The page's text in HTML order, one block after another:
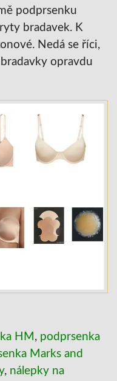
podprsenku
bradavek. K
Nedá se říci,
opravdu
HM , podprsenka
Marks and
, nálepky na